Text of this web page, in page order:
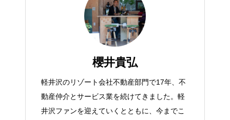
櫻井貴弘
軽井沢のリゾート会社不動産部門で17年、不
動産仲介とサービス業を続けてきました。軽
井沢ファンを迎えていくとともに、今までこ